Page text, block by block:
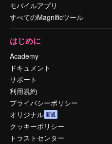
モバイルアプリ
すべてのMagnificツール
はじめに
Academy
ドキュメント
サポート
利用規約
プライバシーポリシー
オリジナル 新規
クッキーポリシー
トラストセンター